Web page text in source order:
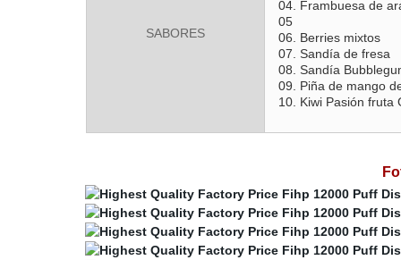
SABORES
04. Frambuesa de
05
06. Berries mixtos
07. Sandía de fresa
08. Sandía
09. Piña de mango
10. Kiwi Pasión fruta